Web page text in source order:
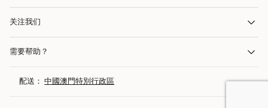
关注我们
需要帮助？
配送： 中國澳門特別行政區